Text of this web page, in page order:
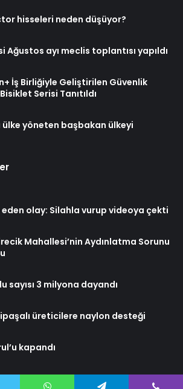
hisseleri neden düşüyor?
Ağustos ayı meclis toplantısı yapıldı
İş Birliğiyle Geliştirilen Güvenlik
Serisi Tanıtıldı
yöneten başbakan ülkeyi
eden olay: Silahla vurup videoya çekti
Mahallesi’nin Aydınlatma Sorunu
sayısı 3 milyona dayandı
üreticilere naylon desteği
kapandı